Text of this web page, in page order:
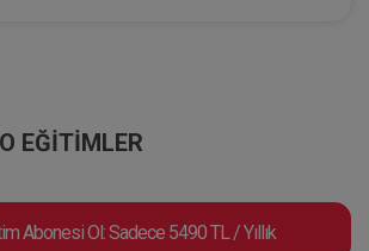
EĞITIMLER
Abonesi Ol: Sadece 5490 TL / Yıllık